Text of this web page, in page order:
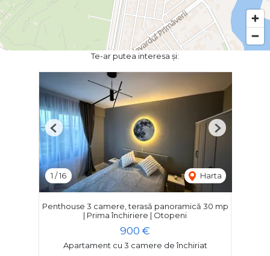
Te-ar putea interesa și:
1 /16 Harta
Previous Next
Penthouse 3 camere, terasă panoramică 30 mp
| Prima închiriere | Otopeni
900 €
Apartament cu 3 camere de închiriat